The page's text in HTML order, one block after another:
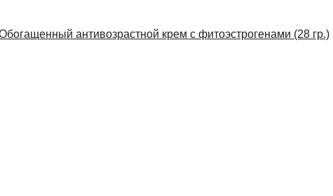
антивозрастной крем с фитоэстрогенами (28 гр.)